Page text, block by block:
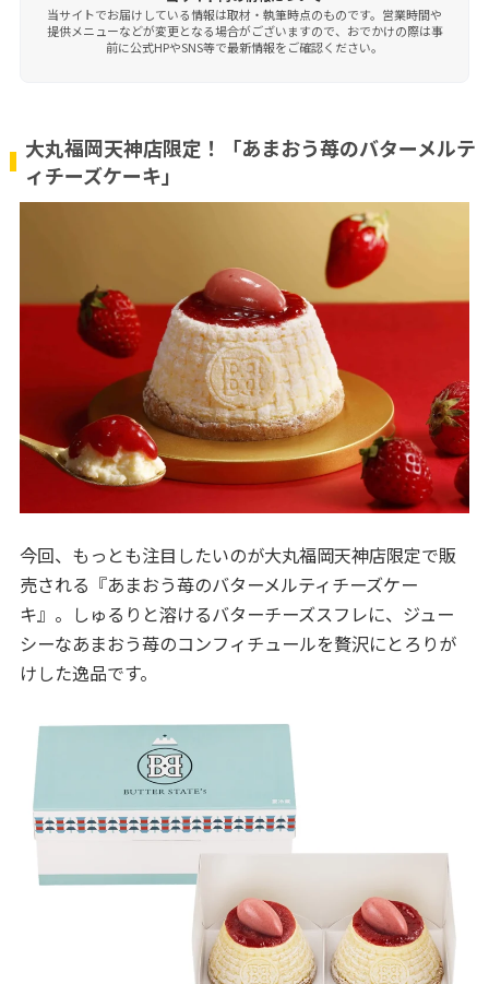
当サイトでお届けしている情報は取材・執筆時点のものです。営業時間や
提供メニューなどが変更となる場合がございますので、おでかけの際は事
前に公式HPやSNS等で最新情報をご確認ください。
大丸福岡天神店限定！「あまおう苺のバターメルテ
ィチーズケーキ」
今回、もっとも注目したいのが大丸福岡天神店限定で販
売される『あまおう苺のバターメルティチーズケー
キ』。しゅるりと溶けるバターチーズスフレに、ジュー
シーなあまおう苺のコンフィチュールを贅沢にとろりが
けした逸品です。